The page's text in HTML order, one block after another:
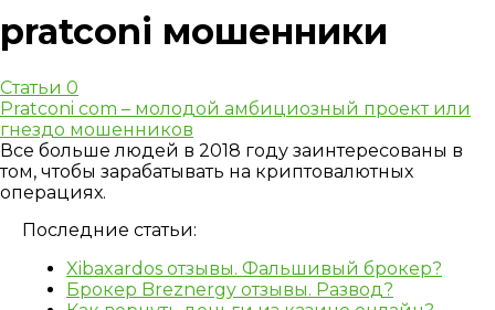
pratconi мошенники
Статьи 0
Pratconi com – молодой амбициозный проект или
гнездо мошенников
Все больше людей в 2018 году заинтересованы в
том, чтобы зарабатывать на криптовалютных
операциях.
Последние статьи:
Xibaxardos отзывы. Фальшивый брокер?
Брокер Breznergy отзывы. Развод?